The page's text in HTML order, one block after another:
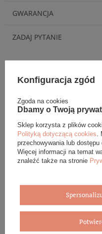
GWARANCJA
ZADAJ PYTANIE
Eleganckie
Biżuterię i zegarki
BOVEM otrzymasz jako
każdego zamówienia
ekologicznej oraz
mogą się różnić ze
Konfiguracja zgód
Zgoda na cookies
Dbamy o Twoją
Sklep korzysta z plików
Polityką dotyczącą cookies
przechowywania lub dostępu
Więcej informacji na temat
znaleźć także na stronie